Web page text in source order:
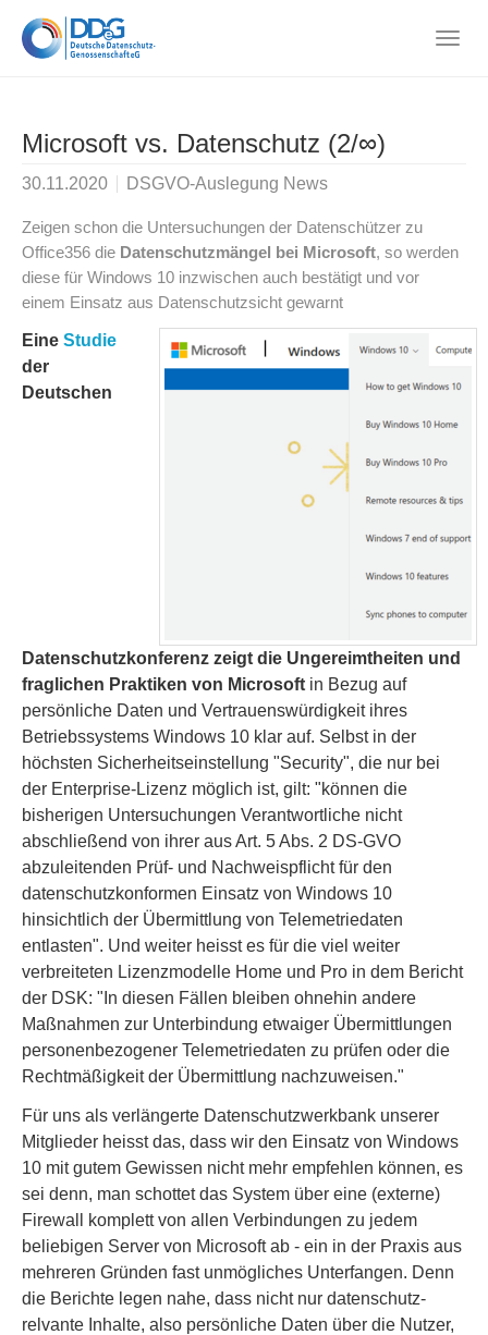
main
Microsoft vs. Datenschutz (2/∞)
30.11.2020 DSGVO-Auslegung News
Zeigen schon die Untersuchungen der Datenschützer zu
Office356 die Datenschutzmängel bei Microsoft, so werden
diese für Windows 10 inzwischen auch bestätigt und vor
einem Einsatz aus Datenschutzsicht gewarnt
Eine Studie
der
Deutschen
Datenschutzkonferenz zeigt die Ungereimtheiten und
fraglichen Praktiken von Microsoft in Bezug auf
persönliche Daten und Vertrauenswürdigkeit ihres
Betriebssystems Windows 10 klar auf. Selbst in der
höchsten Sicherheitseinstellung "Security", die nur bei
der Enterprise-Lizenz möglich ist, gilt: "können die
bisherigen Untersuchungen Verantwortliche nicht
abschließend von ihrer aus Art. 5 Abs. 2 DS-GVO
abzuleitenden Prüf- und Nachweispflicht für den
datenschutzkonformen Einsatz von Windows 10
hinsichtlich der Übermittlung von Telemetriedaten
entlasten". Und weiter heisst es für die viel weiter
verbreiteten Lizenzmodelle Home und Pro in dem Bericht
der DSK: "In diesen Fällen bleiben ohnehin andere
Maßnahmen zur Unterbindung etwaiger Übermittlungen
personenbezogener Telemetriedaten zu prüfen oder die
Rechtmäßigkeit der Übermittlung nachzuweisen."
Für uns als verlängerte Datenschutzwerkbank unserer
Mitglieder heisst das, dass wir den Einsatz von Windows
10 mit gutem Gewissen nicht mehr empfehlen können, es
sei denn, man schottet das System über eine (externe)
Firewall komplett von allen Verbindungen zu jedem
beliebigen Server von Microsoft ab - ein in der Praxis aus
mehreren Gründen fast unmögliches Unterfangen. Denn
die Berichte legen nahe, dass nicht nur datenschutz-
relvante Inhalte, also persönliche Daten über die Nutzer,